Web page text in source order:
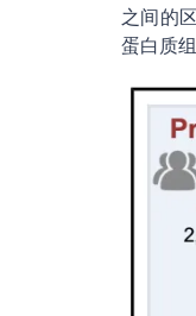
之间的
蛋白质